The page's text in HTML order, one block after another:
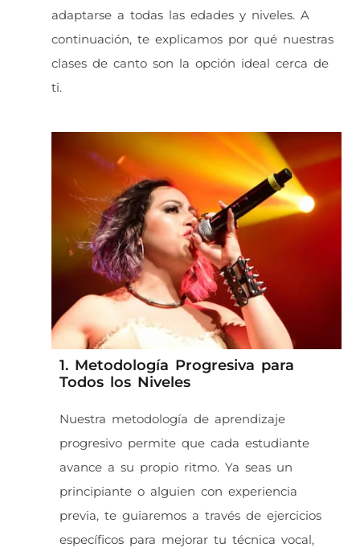
adaptarse a todas las edades y niveles. A
continuación, te explicamos por qué nuestras
clases de canto son la opción ideal cerca de
ti.
1. Metodología Progresiva para
Todos los Niveles
Nuestra metodología de aprendizaje
progresivo permite que cada estudiante
avance a su propio ritmo. Ya seas un
principiante o alguien con experiencia
previa, te guiaremos a través de ejercicios
específicos para mejorar tu técnica vocal,